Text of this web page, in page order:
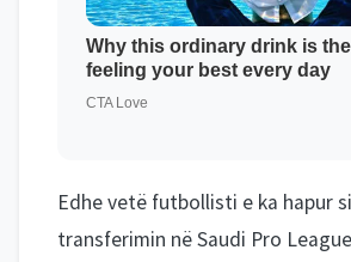
Edhe vetë futbollisti e ka hapur
transferimin në Saudi Pro